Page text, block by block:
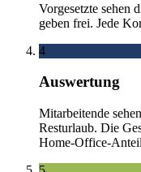
Vorgesetzte sehen
geben frei. Jede
4
Auswertung
Mitarbeitende
Resturlaub. Die
Home-Office-